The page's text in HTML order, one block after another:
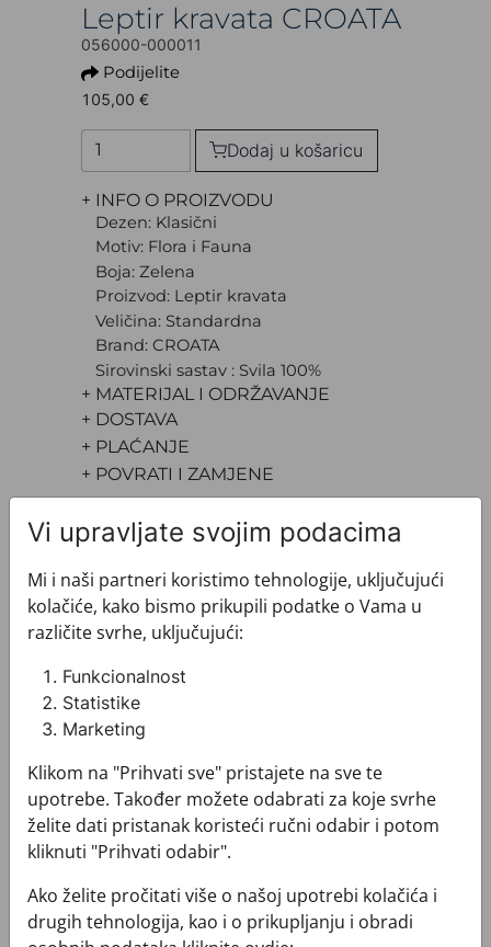
Leptir kravata CROATA
056000-000011
Podijelite
105,00 €
Dodaj u košaricu
+ INFO O PROIZVODU
Dezen: Klasični
Motiv: Flora i Fauna
Boja: Zelena
Proizvod: Leptir kravata
Veličina: Standardna
Brand: CROATA
Sirovinski sastav : Svila 100%
+ MATERIJAL I ODRŽAVANJE
+ DOSTAVA
+ PLAĆANJE
+ POVRATI I ZAMJENE
Pogledajte i ovo
Vi upravljate svojim podacima
Mi i naši partneri koristimo tehnologije, uključujući
kolačiće, kako bismo prikupili podatke o Vama u
različite svrhe, uključujući:
Funkcionalnost
Statistike
Marketing
Klikom na "Prihvati sve" pristajete na sve te
upotrebe. Također možete odabrati za koje svrhe
želite dati pristanak koristeći ručni odabir i potom
kliknuti "Prihvati odabir".
Ako želite pročitati više o našoj upotrebi kolačića i
drugih tehnologija, kao i o prikupljanju i obradi